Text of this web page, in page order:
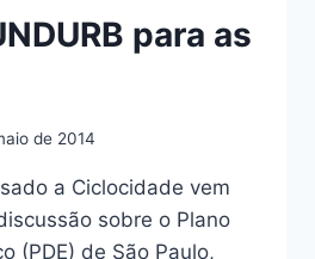
para as
de 2014
a Ciclocidade vem
sobre o Plano
(PDE) de São Paulo,